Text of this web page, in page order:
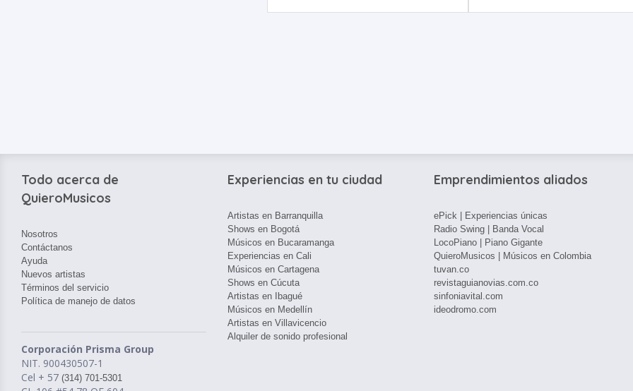
Todo acerca de
QuieroMusicos
Nosotros
Contáctanos
Ayuda
Nuevos artistas
Términos del servicio
Política de manejo de datos
Corporación Prisma Group
NIT. 900430507-1
Cel + 57 (314) 701-5301
Experiencias en tu ciudad
Artistas en Barranquilla
Shows en Bogotá
Músicos en Bucaramanga
Experiencias en Cali
Músicos en Cartagena
Shows en Cúcuta
Artistas en Ibagué
Músicos en Medellín
Artistas en Villavicencio
Alquiler de sonido profesional
Emprendimientos aliados
ePick | Experiencias únicas
Radio Swing | Banda Vocal
LocoPiano | Piano Gigante
QuieroMusicos | Músicos en Colombia
tuvan.co
revistaguianovias.com.co
sinfoniavital.com
ideodromo.com